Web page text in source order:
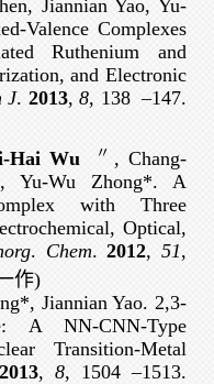
Jiannian Yao, Yu-
Valence Complexes
Ruthenium and
and Electronic
J. 2013,8, 138 –147.
Hai Wu 〃 , Chang-
Yu-Wu Zhong*. A
with Three
Optical,
. Chem.2012,51,
作)
Jiannian Yao. 2,3-
A NN-CNN-Type
Transition-Metal
2013, 8, 1504 –1513.